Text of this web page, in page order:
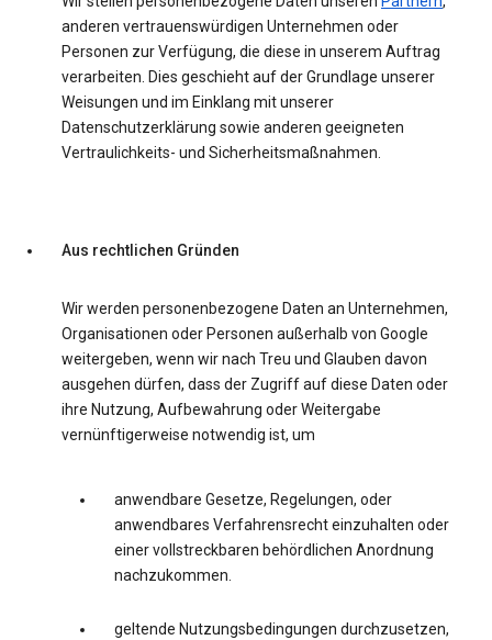
anderen vertrauenswürdigen Unternehmen oder
Personen zur Verfügung, die diese in unserem Auftrag
verarbeiten. Dies geschieht auf der Grundlage unserer
Weisungen und im Einklang mit unserer
Datenschutzerklärung sowie anderen geeigneten
Vertraulichkeits- und Sicherheitsmaßnahmen.
Aus rechtlichen Gründen
Wir werden personenbezogene Daten an Unternehmen,
Organisationen oder Personen außerhalb von Google
weitergeben, wenn wir nach Treu und Glauben davon
ausgehen dürfen, dass der Zugriff auf diese Daten oder
ihre Nutzung, Aufbewahrung oder Weitergabe
vernünftigerweise notwendig ist, um
anwendbare Gesetze, Regelungen, oder
anwendbares Verfahrensrecht einzuhalten oder
einer vollstreckbaren behördlichen Anordnung
nachzukommen.
geltende Nutzungsbedingungen durchzusetzen,